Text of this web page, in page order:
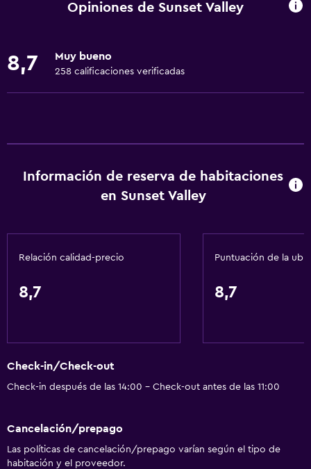
Toallas
Adaptador
Utensilios de cocina
Cocina
Nevera
Opiniones de Sunset Valley
8,7 Muy bueno
258 calificaciones verificadas
Información de reserva de habitaciones
en Sunset Valley
Relación calidad-precio
8,7
Puntuación de la
8,7
Check-in/Check-out
Check-in después de las 14:00 - Check-out antes de las 11:00
Cancelación/prepago
Las políticas de cancelación/prepago varían según el tipo de
habitación y el proveedor.